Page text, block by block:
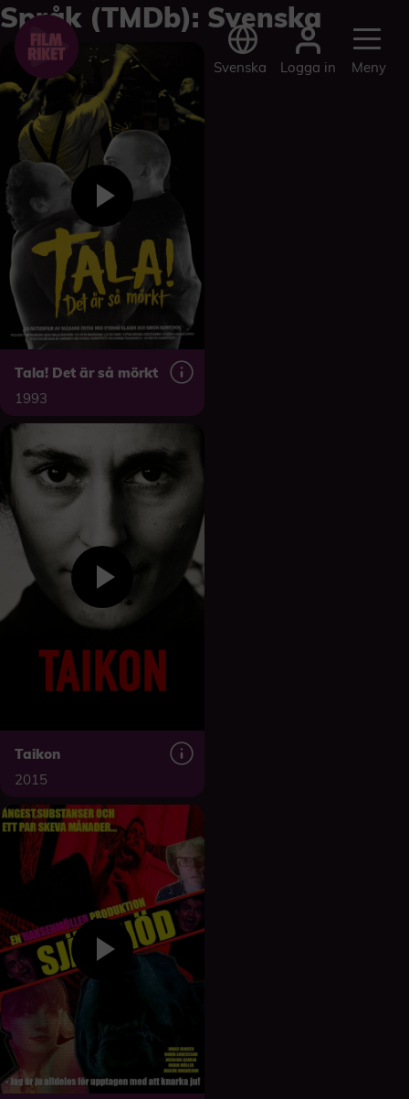
Svenska Logga in Meny
Språk (TMDb): Svenska
Tala! Det är så mörkt
1993
Taikon
2015